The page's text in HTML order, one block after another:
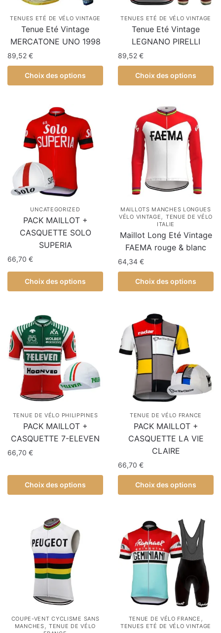
TENUES ETÉ DE VÉLO VINTAGE
Tenue Eté Vintage
MERCATONE UNO 1998
89,52 €
Choix des options
TENUES ETÉ DE VÉLO VINTAGE
Tenue Eté Vintage
LEGNANO PIRELLI
89,52 €
Choix des options
UNCATEGORIZED
PACK MAILLOT +
CASQUETTE SOLO
SUPERIA
66,70 €
Choix des options
MAILLOTS MANCHES LONGUES
VÉLO VINTAGE, TENUE DE VÉLO
ITALIE
Maillot Long Eté Vintage
FAEMA rouge & blanc
64,34 €
Choix des options
TENUE DE VÉLO PHILIPPINES
PACK MAILLOT +
CASQUETTE 7-ELEVEN
66,70 €
Choix des options
TENUE DE VÉLO FRANCE
PACK MAILLOT +
CASQUETTE LA VIE
CLAIRE
66,70 €
Choix des options
COUPE-VENT CYCLISME SANS
MANCHES,TENUE DE VÉLO
TENUE DE VÉLO FRANCE ,
TENUES ETÉ DE VÉLO VINTAGE